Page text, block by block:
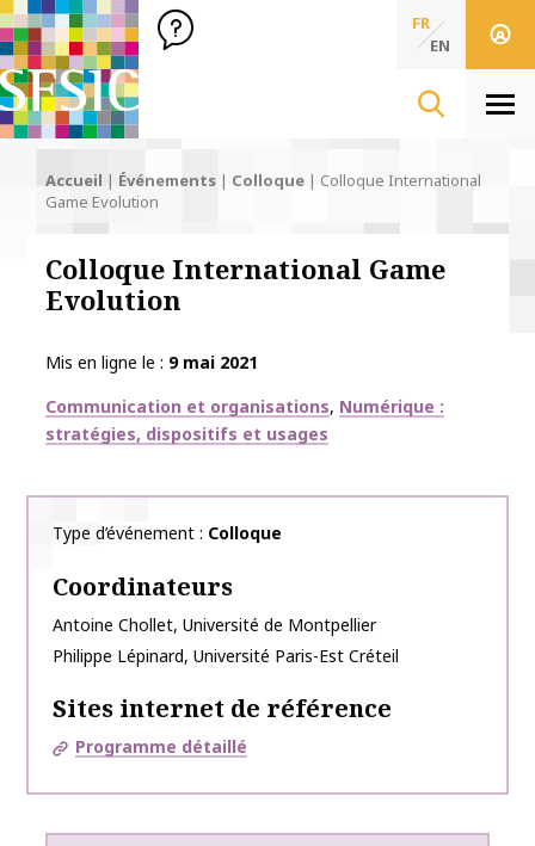
SFSIC Société Française des Sciences de l'Information & de
Société Française des Sciences
de l'Information
FR
EN
Accueil | Événements | Colloque | Colloque International
Game Evolution
Colloque International Game
Evolution
Mis en ligne le
9 mai 2021
Thématiques
Communication et organisations Numérique :
stratégies, dispositifs et usages
Type d’événement Colloque
Coordinateurs
Antoine Chollet, Université de Montpellier
Philippe Lépinard, Université Paris-Est Créteil
Sites internet de référence
Programme détaillé